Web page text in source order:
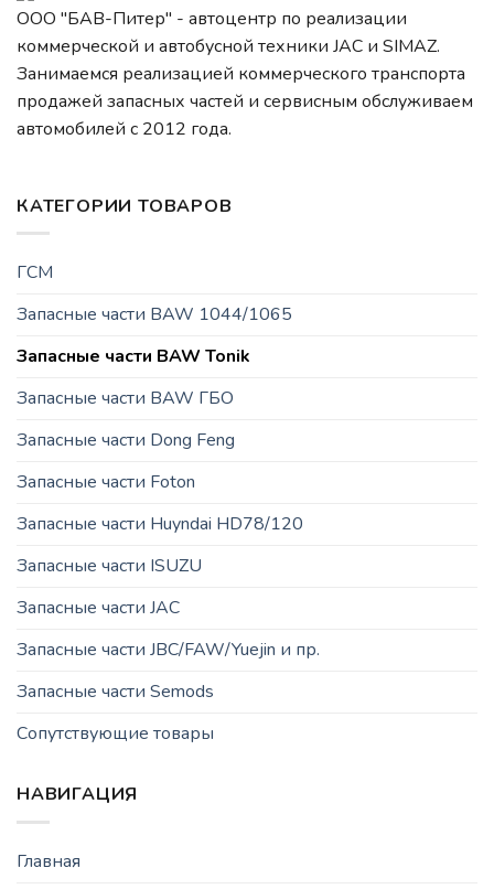
ООО "БАВ-Питер" - автоцентр по реализации
коммерческой и автобусной техники JAC и SIMAZ.
Занимаемся реализацией коммерческого транспорта
продажей запасных частей и сервисным обслуживаем
автомобилей c 2012 года.
КАТЕГОРИИ ТОВАРОВ
ГСМ
Запасные части BAW 1044/1065
Запасные части BAW Tonik
Запасные части BAW ГБО
Запасные части Dong Feng
Запасные части Foton
Запасные части Huyndai HD78/120
Запасные части ISUZU
Запасные части JAC
Запасные части JBC/FAW/Yuejin и пр.
Запасные части Semods
Сопутствующие товары
НАВИГАЦИЯ
Главная